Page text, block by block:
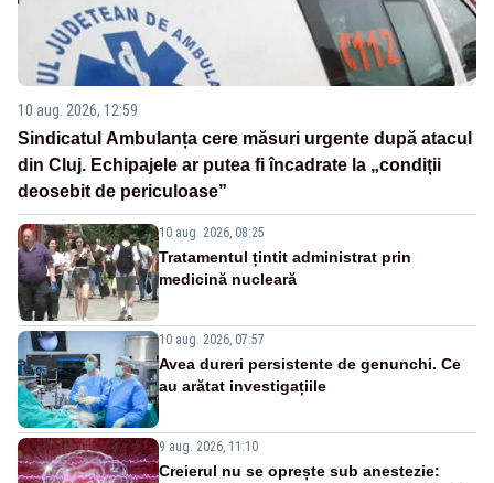
10 aug. 2026, 12:59
Sindicatul Ambulanța cere măsuri urgente după atacul
din Cluj. Echipajele ar putea fi încadrate la „condiții
deosebit de periculoase”
10 aug. 2026, 08:25
Tratamentul țintit administrat prin
medicină nucleară
10 aug. 2026, 07:57
Avea dureri persistente de genunchi. Ce
au arătat investigațiile
9 aug. 2026, 11:10
Creierul nu se oprește sub anestezie: